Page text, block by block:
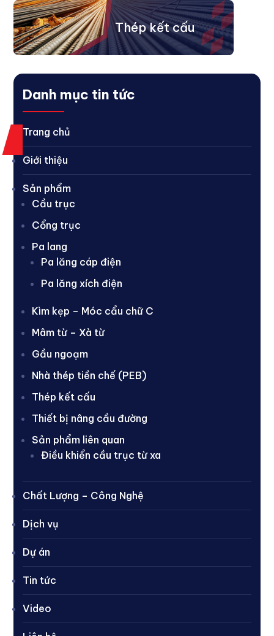
Thép kết cấu
Danh mục tin tức
Trang chủ
Giới thiệu
Sản phẩm
Cầu trục
Cổng trục
Pa lang
Pa lăng cáp điện
Pa lăng xích điện
Kìm kẹp – Móc cẩu chữ C
Mâm từ – Xà từ
Gầu ngoạm
Nhà thép tiền chế (PEB)
Thép kết cấu
Thiết bị nâng cầu đường
Sản phẩm liên quan
Điều khiển cầu trục từ xa
Chất Lượng – Công Nghệ
Dịch vụ
Dự án
Tin tức
Video